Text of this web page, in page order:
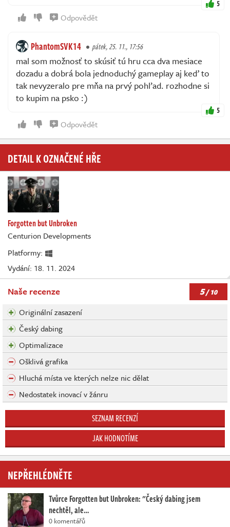
5
Odpovědět
PhantomSVK14 pátek, 25. 11., 17:56
mal som možnosť to skúsiť tú hru cca dva mesiace
dozadu a dobrá bola jednoduchý gameplay aj keď to
tak nevyzeralo pre mňa na prvý pohľad. rozhodne si
to kupim na psko :)
5
Odpovědět
DETAIL K OZNAČENÉ HŘE
Forgotten but Unbroken
Centurion Developments
Platformy:
Vydání: 18. 11. 2024
Naše recenze 5/ 10
Originální zasazení
Český dabing
Optimalizace
Ošklivá grafika
Hluchá místa ve kterých nelze nic dělat
Nedostatek inovací v žánru
SEZNAM RECENZÍ
JAK HODNOTÍME
NEPŘEHLÉDNĚTE
Tvůrce Forgotten but Unbroken: "Český dabing jsem
nechtěl, ale…
0 komentářů